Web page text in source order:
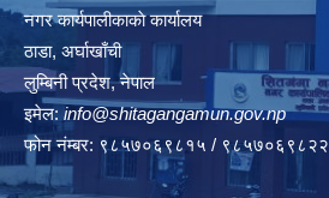
नगर कार्यपालीकाकाे कार्यालय
ठाडा, अर्घाखाँची
लुम्बिनी प्रदेश, नेपाल
इमेल: info@shitagangamun.gov.np
फोन नंम्बर: ९८५७०६९८१५ / ९८५७०६९८२२